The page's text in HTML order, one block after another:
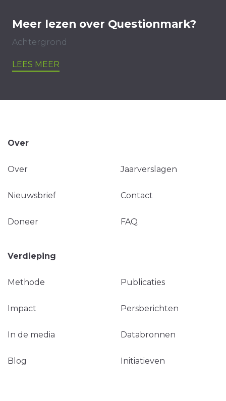
Meer lezen over Questionmark?
Achtergrond
LEES MEER
Over
Over Jaarverslagen
Nieuwsbrief Contact
Doneer FAQ
Verdieping
Methode Publicaties
Impact Persberichten
In de media Databronnen
Blog Initiatieven